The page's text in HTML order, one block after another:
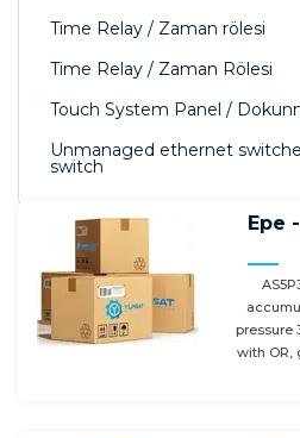
Time Relay / Zaman rölesi
Time Relay / Zaman Rölesi
Touch System Panel /
Unmanaged ethernet
switch
Epe
pressure
with OR,